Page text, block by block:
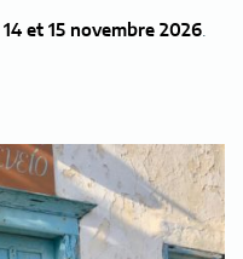
14 et 15 novembre 2026.